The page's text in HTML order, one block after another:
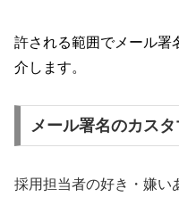
許される範囲でメール署
介します。
メール署名のカス
採用担当者の好き・嫌